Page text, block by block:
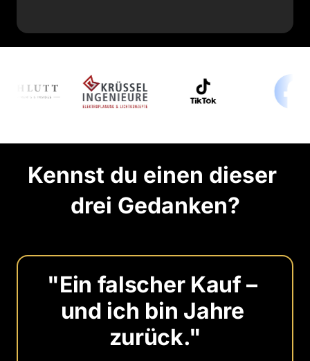
Kennst du einen dieser
drei Gedanken?
"Ein falscher Kauf
und ich bin
zurück."